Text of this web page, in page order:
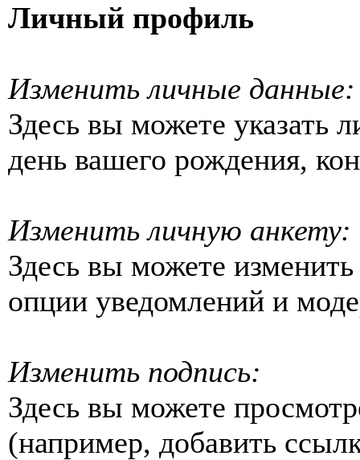
Личный профиль
Изменить личные данные:
Здесь вы можете
день вашего рождения,
Изменить личную анкету:
Здесь вы можете
опции уведомлений и
Изменить подпись:
Здесь вы можете
(например, добавить